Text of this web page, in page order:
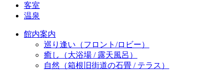
客室
温泉
館内案内
巡り逢い（フロント/ロビー）
癒し（大浴場 / 露天風呂）
自然（箱根旧街道の石畳 / テラス）